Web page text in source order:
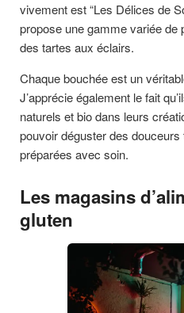
vivement est “Les Délices de
propose une gamme variée de
des tartes aux éclairs.
Chaque bouchée est un
J’apprécie également le fait
naturels et bio dans leurs
pouvoir déguster des douceurs
préparées avec soin.
Les magasins
gluten